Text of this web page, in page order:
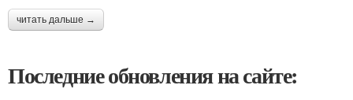
читать дальше →
Последние обновления на сайте: